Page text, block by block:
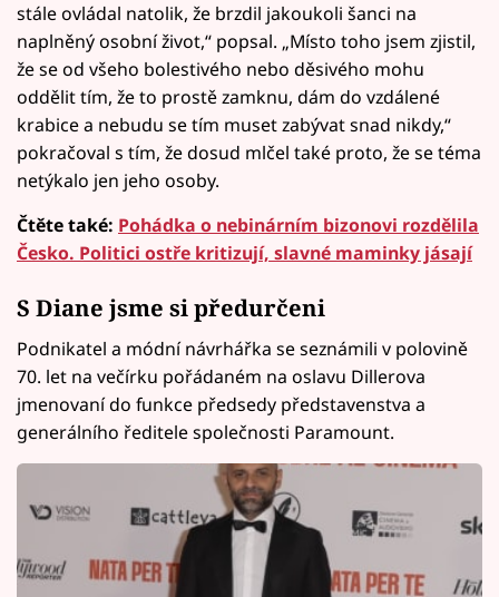
stále ovládal natolik, že brzdil jakoukoli šanci na
naplněný osobní život,“ popsal. „Místo toho jsem zjistil,
že se od všeho bolestivého nebo děsivého mohu
oddělit tím, že to prostě zamknu, dám do vzdálené
krabice a nebudu se tím muset zabývat snad nikdy,“
pokračoval s tím, že dosud mlčel také proto, že se téma
netýkalo jen jeho osoby.
Čtěte také: Pohádka o nebinárním bizonovi rozdělila
Česko. Politici ostře kritizují, slavné maminky jásají
S Diane jsme si předurčeni
Podnikatel a módní návrhářka se seznámili v polovině
70. let na večírku pořádaném na oslavu Dillerova
jmenovaní do funkce předsedy představenstva a
generálního ředitele společnosti Paramount.